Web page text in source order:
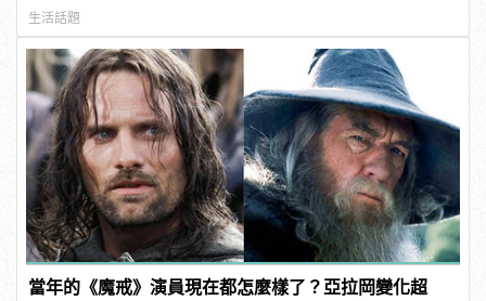
生活話題
當年的《魔戒》演員現在都怎麼樣了？亞拉岡變化超